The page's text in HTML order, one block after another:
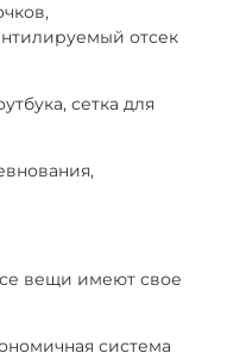
отсек
сетка для
вещи имеют свое
система